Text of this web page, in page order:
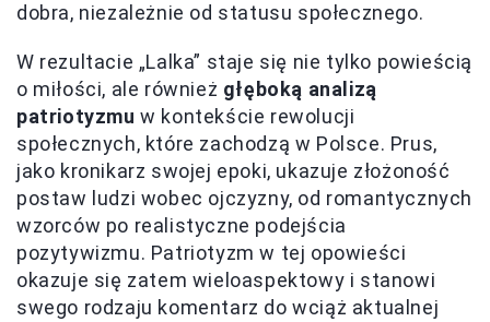
dobra, niezależnie od statusu społecznego.
W rezultacie „Lalka” staje się nie tylko powieścią
o miłości, ale również głęboką analizą
patriotyzmu w kontekście rewolucji
społecznych, które zachodzą w Polsce. Prus,
jako kronikarz swojej epoki, ukazuje złożoność
postaw ludzi wobec ojczyzny, od romantycznych
wzorców po realistyczne podejścia
pozytywizmu. Patriotyzm w tej opowieści
okazuje się zatem wieloaspektowy i stanowi
swego rodzaju komentarz do wciąż aktualnej